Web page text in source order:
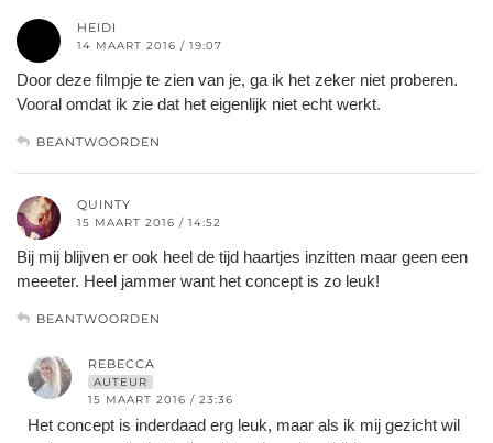
HEIDI
14 MAART 2016 / 19:07
Door deze filmpje te zien van je, ga ik het zeker niet proberen.
Vooral omdat ik zie dat het eigenlijk niet echt werkt.
BEANTWOORDEN
QUINTY
15 MAART 2016 / 14:52
Bij mij blijven er ook heel de tijd haartjes inzitten maar geen een
meeeter. Heel jammer want het concept is zo leuk!
BEANTWOORDEN
REBECCA
AUTEUR
15 MAART 2016 / 23:36
Het concept is inderdaad erg leuk, maar als ik mij gezicht wil